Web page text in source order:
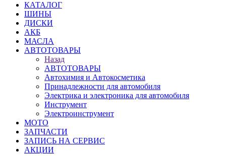
КАТАЛОГ
ШИНЫ
ДИСКИ
АКБ
МАСЛА
АВТОТОВАРЫ
Назад
АВТОТОВАРЫ
Автохимия и Автокосметика
Принадлежности для автомобиля
Электрика и электроника для автомобиля
Инструмент
Электроинструмент
МОТО
ЗАПЧАСТИ
ЗАПИСЬ НА СЕРВИС
АКЦИИ